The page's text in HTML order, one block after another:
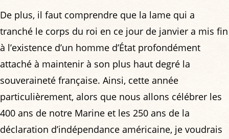
De plus, il faut comprendre que la lame qui a
tranché le corps du roi en ce jour de janvier a mis fin
à l’existence d’un homme d’État profondément
attaché à maintenir à son plus haut degré la
souveraineté française. Ainsi, cette année
particulièrement, alors que nous allons célébrer les
400 ans de notre Marine et les 250 ans de la
déclaration d’indépendance américaine, je voudrais